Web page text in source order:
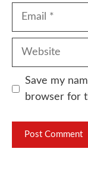
Save my
browser for